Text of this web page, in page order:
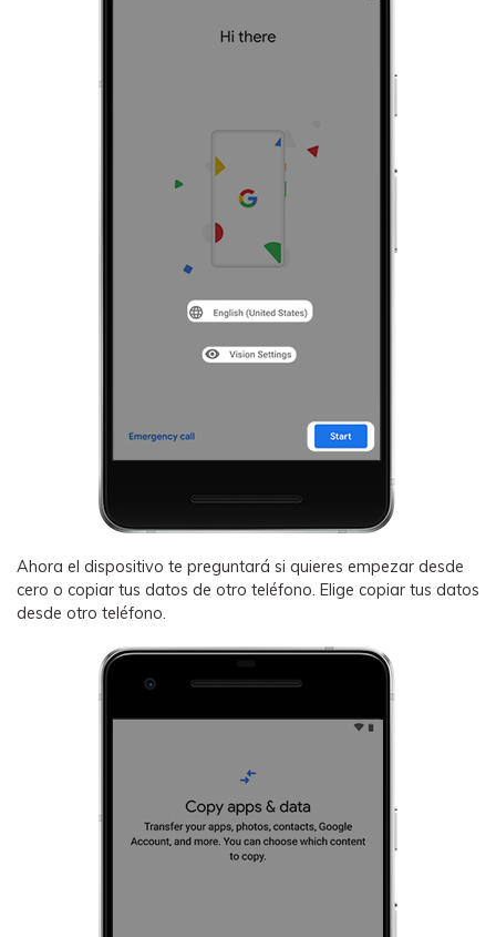
Ahora el dispositivo te preguntará si quieres empezar desde
cero o copiar tus datos de otro teléfono. Elige copiar tus datos
desde otro teléfono.